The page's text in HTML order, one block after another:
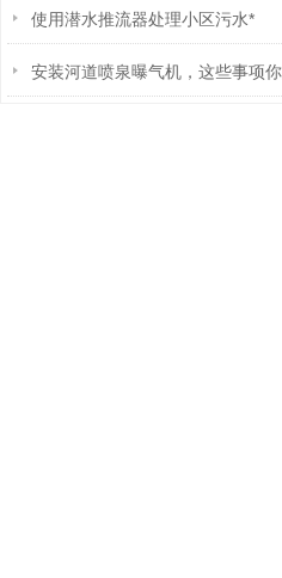
使用潜水推流器处理小区污水*